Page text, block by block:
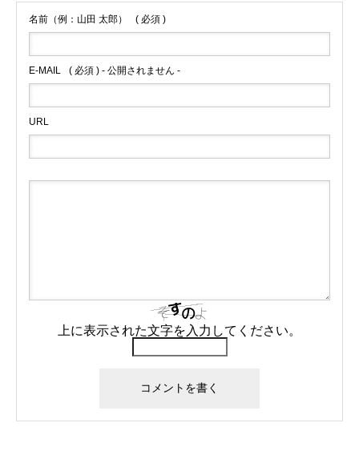
名前（例：山田 太郎） ( 必須 )
E-MAIL ( 必須 ) - 公開されません -
URL
上に表示された文字を入力してください。